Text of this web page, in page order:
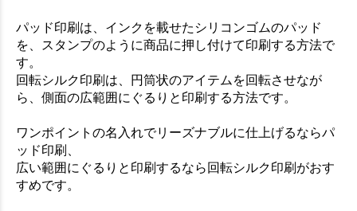
パッド印刷は、インクを載せたシリコンゴムのパッド
を、スタンプのように商品に押し付けて印刷する方法で
す。
回転シルク印刷は、円筒状のアイテムを回転させなが
ら、側面の広範囲にぐるりと印刷する方法です。
ワンポイントの名入れでリーズナブルに仕上げるならパ
ッド印刷、
広い範囲にぐるりと印刷するなら回転シルク印刷がおす
すめです。